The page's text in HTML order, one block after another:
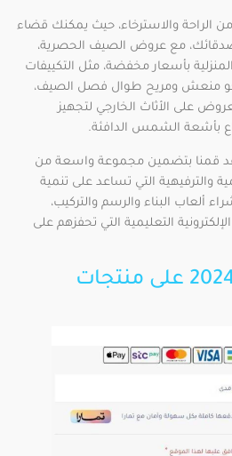
الراحة والاسترخاء، حيث يمكنك قضاء
مع عروض الصيف الحصرية،
بأسعار مخفضة، مثل التكييفات
منعش ومريح طوال فصل الصيف،
على الأثاث الخارجي لتجهيز
بأشعة الشمس الدافئة.
فقد قمنا بتضمين مجموعة واسعة من
والترفيهية التي تساعد على تنمية
ألعاب البناء والرسم والتركيب،
التعليمية التي تحفزهم على
خصومات صيف 2024 على منتجات